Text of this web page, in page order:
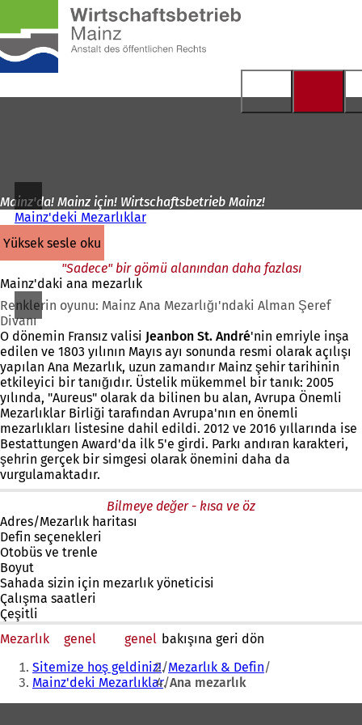
İçeriğe atla
Mainz'da! Mainz için! Wirtschaftsbetrieb Mainz!
Mainz'deki Mezarlıklar
yüksek sesle oku
"Sadece" bir gömü alanından daha fazlası
Mainz'daki ana mezarlık
Renklerin oyunu: Mainz Ana Mezarlığı'ndaki Alman Şeref
Divanı
O dönemin Fransız valisi Jeanbon St. André'nin emriyle inşa
edilen ve 1803 yılının Mayıs ayı sonunda resmi olarak açılışı
yapılan Ana Mezarlık, uzun zamandır Mainz şehir tarihinin
etkileyici bir tanığıdır. Üstelik mükemmel bir tanık: 2005
yılında, "Aureus" olarak da bilinen bu alan, Avrupa Önemli
Mezarlıklar Birliği tarafından Avrupa'nın en önemli
mezarlıkları listesine dahil edildi. 2012 ve 2016 yıllarında ise
Bestattungen Award'da ilk 5'e girdi. Parkı andıran karakteri,
şehrin gerçek bir simgesi olarak önemini daha da
vurgulamaktadır.
Bilmeye değer - kısa ve öz
Adres/Mezarlık haritası
Defin seçenekleri
Otobüs ve trenle
Boyut
Sahada sizin için mezarlık yöneticisi
Çalışma saatleri
Çeşitli
Mezarlık
genel genel bakışına geri dön
Buradasınız:
Sitemize hoş geldiniz! Mezarlık & Defin
Mainz'deki Mezarlıklar Ana mezarlık